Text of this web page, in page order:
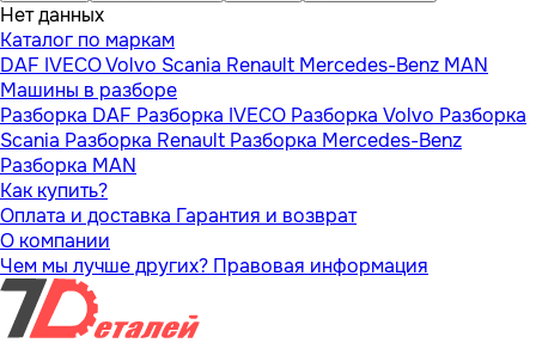
Нет данных
Каталог по маркам
DAF IVECOVolvo Scania Renault Mercedes-Benz MAN
Машины в разборе
Разборка DAF Разборка IVECO Разборка Volvo Разборка
Scania Разборка Renault Разборка Mercedes-Benz
Разборка MAN
Как купить?
Оплата и доставка Гарантия и возврат
О компании
Чем мы лучше других? Правовая информация